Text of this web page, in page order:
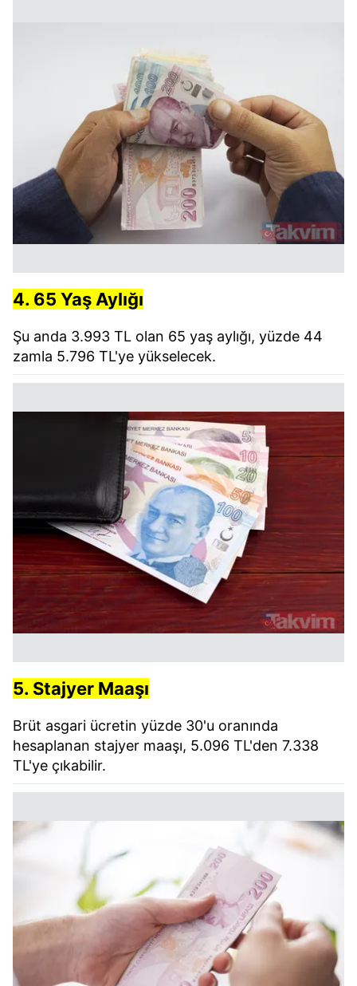
4. 65 Yaş Aylığı
Şu anda 3.993 TL olan 65 yaş aylığı, yüzde 44
zamla 5.796 TL'ye yükselecek.
5. Stajyer Maaşı
Brüt asgari ücretin yüzde 30'u oranında
hesaplanan stajyer maaşı, 5.096 TL'den 7.338
TL'ye çıkabilir.